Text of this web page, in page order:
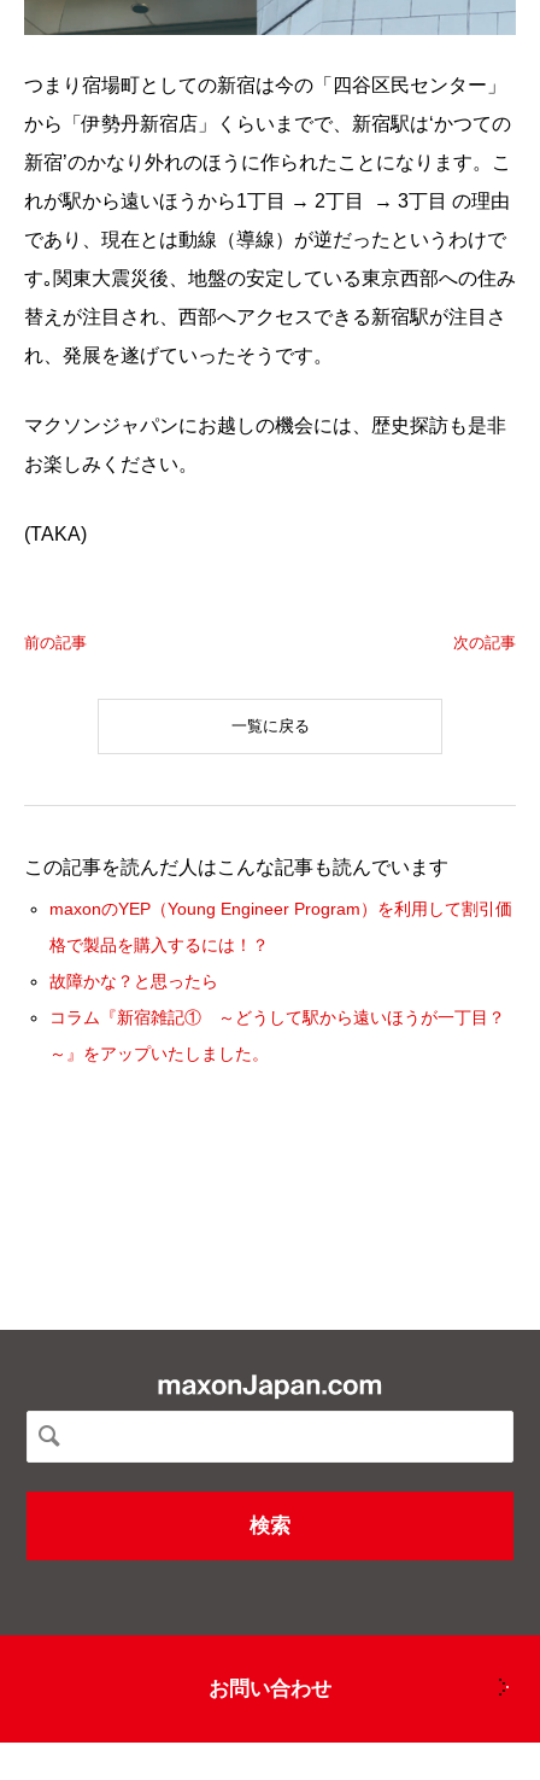
つまり宿場町としての新宿は今の「四谷区民センター」
から「伊勢丹新宿店」くらいまでで、新宿駅は‘かつての
新宿’のかなり外れのほうに作られたことになります。こ
れが駅から遠いほうから1丁目 → 2丁目 → 3丁目 の理由
であり、現在とは動線（導線）が逆だったというわけで
す｡関東大震災後、地盤の安定している東京西部への住み
替えが注目され、西部へアクセスできる新宿駅が注目さ
れ、発展を遂げていったそうです。
マクソンジャパンにお越しの機会には、歴史探訪も是非
お楽しみください。
(TAKA)
前の記事
一覧に戻る
次の記事
この記事を読んだ人はこんな記事も読んでいます
maxonのYEP（Young Engineer Program）を利用して割引価
格で製品を購入するには！？
故障かな？と思ったら
コラム『新宿雑記① ～どうして駅から遠いほうが一丁目？
～』をアップいたしました。
お問い合わせ